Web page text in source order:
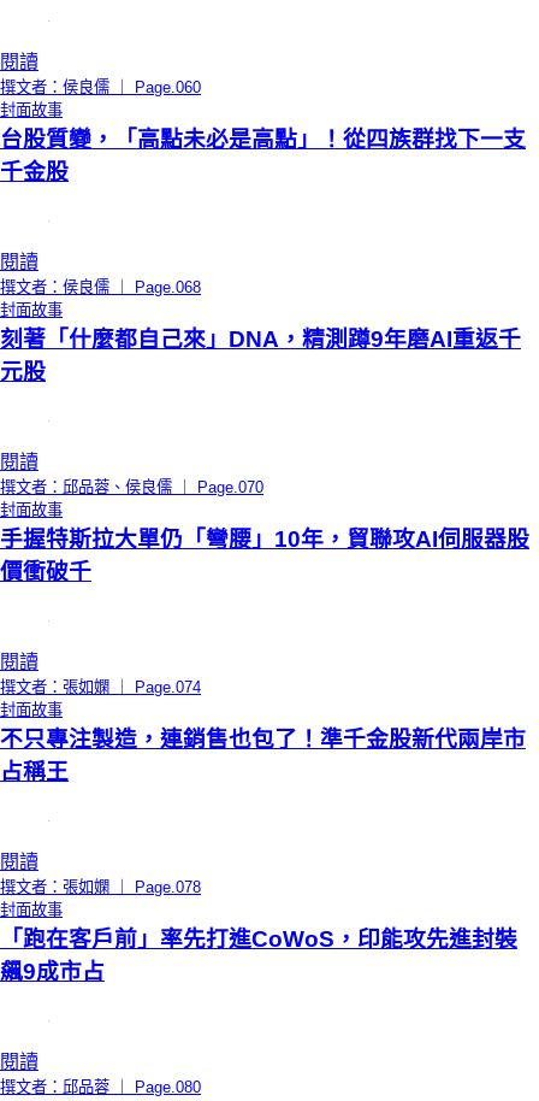
閱讀
撰文者：侯良儒 ｜ Page.060
封面故事
台股質變，「高點未必是高點」！從四族群找下一支
千金股
閱讀
撰文者：侯良儒 ｜ Page.068
封面故事
刻著「什麼都自己來」DNA，精測蹲9年磨AI重返千
元股
閱讀
撰文者：邱品蓉、侯良儒 ｜ Page.070
封面故事
手握特斯拉大單仍「彎腰」10年，貿聯攻AI伺服器股
價衝破千
閱讀
撰文者：張如嫻 ｜ Page.074
封面故事
不只專注製造，連銷售也包了！準千金股新代兩岸市
占稱王
閱讀
撰文者：張如嫻 ｜ Page.078
封面故事
「跑在客戶前」率先打進CoWoS，印能攻先進封裝
飆9成市占
閱讀
撰文者：邱品蓉 ｜ Page.080